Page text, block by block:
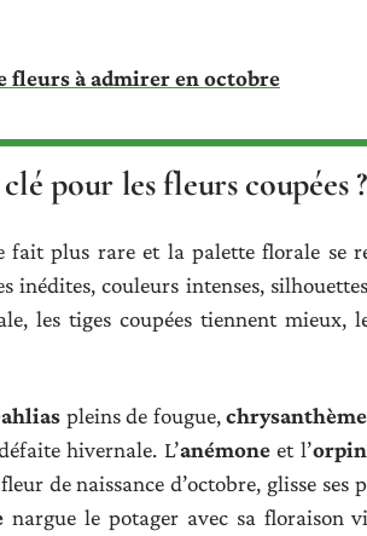
fleurs à admirer en octobre
pour les fleurs coupées ?
fait plus rare et la palette florale se
inédites, couleurs intenses,
les tiges coupées tiennent mieux,
pleins de fougue,
hivernale. L’anémoneet l’orpin
de naissance d’octobre, glisse ses
nargue le potager avec sa floraison